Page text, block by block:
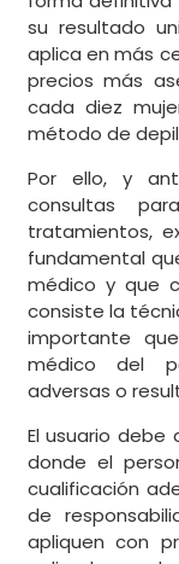
su resultado
aplica en más
precios más
cada diez
método de
Por ello, y
consultas
tratamientos,
fundamental
médico y que
consiste la
importante
médico del
adversas o
El usuario
donde el
cualificación
de
apliquen con